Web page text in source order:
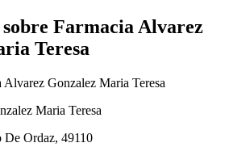
Farmacia Alvarez
Teresa
Alvarez Gonzalez Maria Teresa
Maria Teresa
De Ordaz, 49110